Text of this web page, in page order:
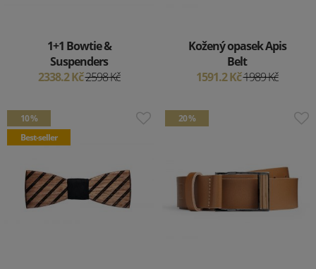
1+1 Bowtie &
Suspenders
2338.2 Kč2598 Kč
Kožený opasek Apis
Belt
1591.2 Kč1989 Kč
10 %
Best-seller
20 %